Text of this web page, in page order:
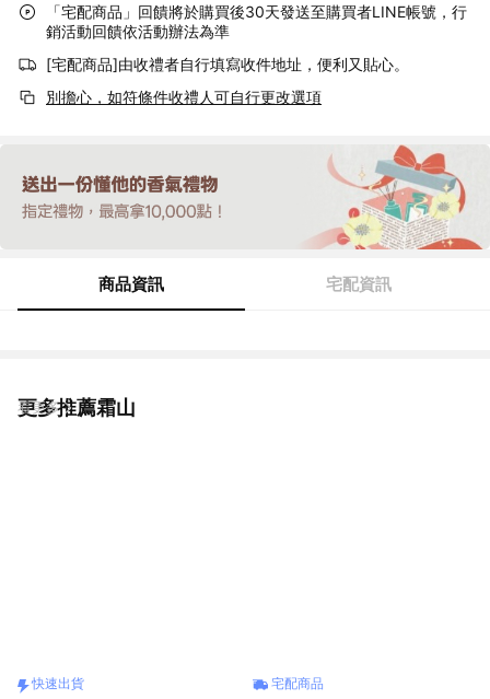
「宅配商品」回饋將於購買後30天發送至購買者LINE帳號，行
銷活動回饋依活動辦法為準
[宅配商品]由收禮者自行填寫收件地址，便利又貼心。
別擔心，如符條件收禮人可自行更改選項
商品資訊 宅配資訊
更多推薦霜山
看更多
快速出貨 宅配商品